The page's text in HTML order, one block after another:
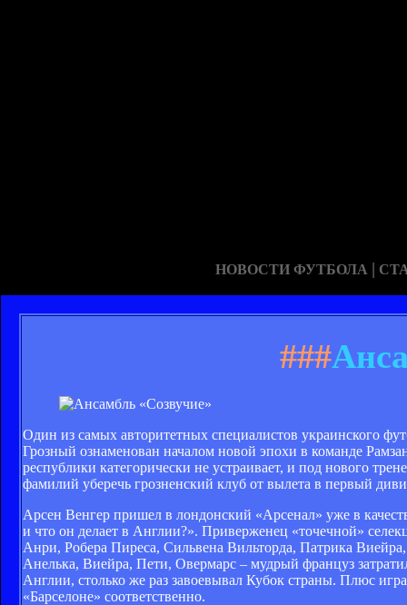
НОВОСТИ ФУТБОЛА |
###
Один из самых авторитетных специалистов украинского
Грозный ознаменован началом новой эпохи в команде
республики категорически не устраивает, и под нового
фамилий уберечь грозненский клуб от вылета в первый
Арсен Венгер пришел в лондонский «Арсенал» уже в
и что он делает в Англии?». Приверженец «точечной»
Анри, Робера Пиреса, Сильвена Вильторда, Патрика
Анелька, Виейра, Пети, Овермарс – мудрый француз
Англии, столько же раз завоевывал Кубок страны. Плюс
«Барселоне» соответственно.